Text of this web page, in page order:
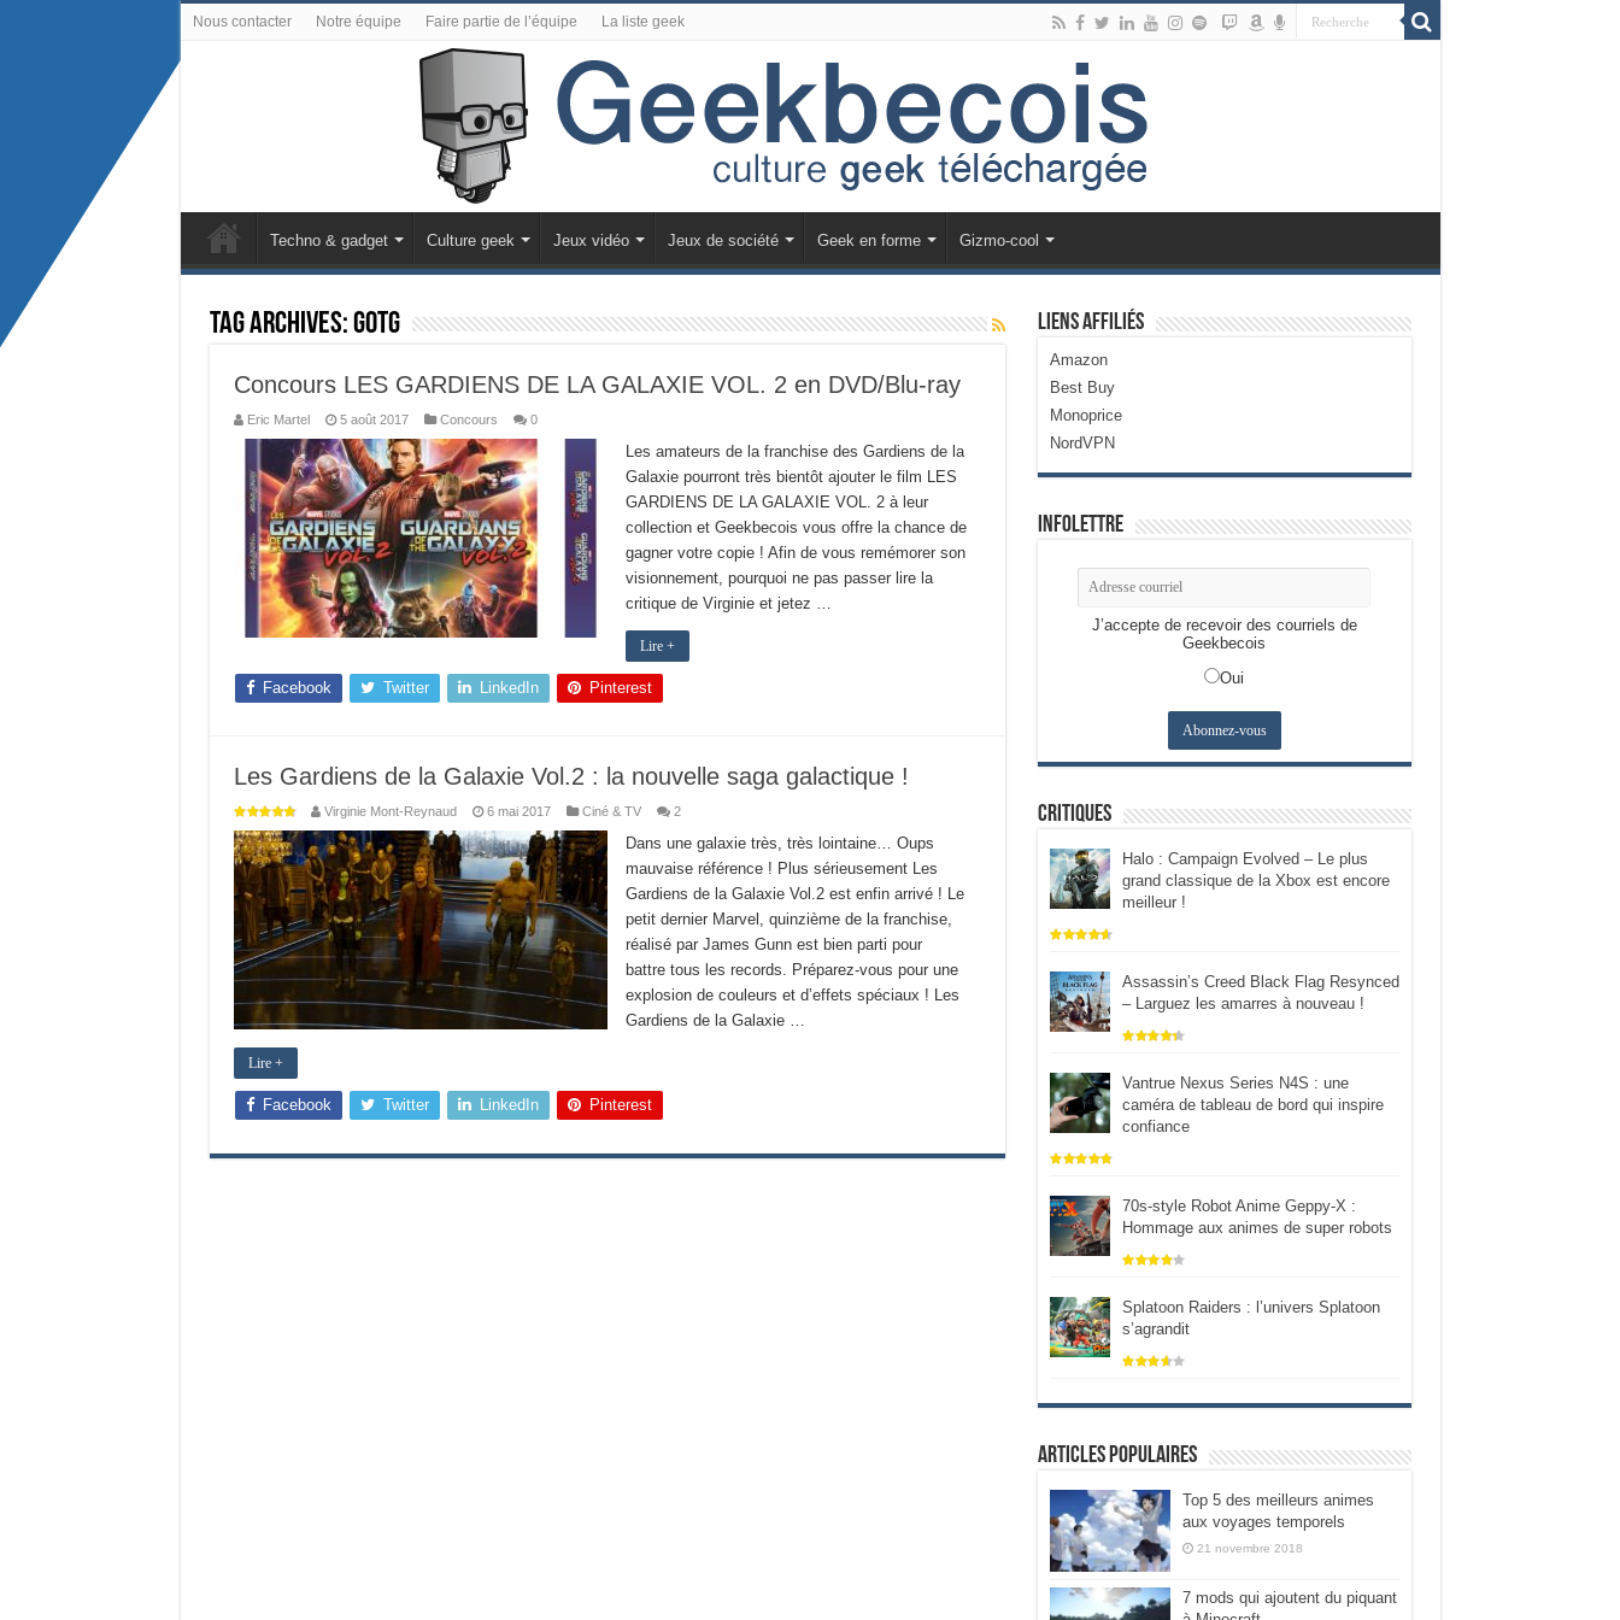
Nous contacter Notre équipe Faire partie de l’équipe La liste geek
Techno & gadget Culture geek Jeux vidéo Jeux de société Geek en forme Gizmo-cool
Tag Archives:GotG
Concours LES GARDIENS DE LA GALAXIE VOL. 2 en DVD/Blu-ray
Eric Martel 5 août 2017 Concours 0
Les amateurs de la franchise des Gardiens de la
Galaxie pourront très bientôt ajouter le film LES
GARDIENS DE LA GALAXIE VOL. 2 à leur
collection et Geekbecois vous offre la chance de
gagner votre copie ! Afin de vous remémorer son
visionnement, pourquoi ne pas passer lire la
critique de Virginie et jetez …
Lire +
Facebook Twitter LinkedIn Pinterest
Les Gardiens de la Galaxie Vol.2 : la nouvelle saga galactique !
Virginie Mont-Reynaud 6 mai 2017 Ciné & TV 2
Dans une galaxie très, très lointaine… Oups
mauvaise référence ! Plus sérieusement Les
Gardiens de la Galaxie Vol.2 est enfin arrivé ! Le
petit dernier Marvel, quinzième de la franchise,
réalisé par James Gunn est bien parti pour
battre tous les records. Préparez-vous pour une
explosion de couleurs et d’effets spéciaux ! Les
Gardiens de la Galaxie …
Lire +
Facebook Twitter LinkedIn Pinterest
Liens Affiliés
Amazon
Best Buy
Monoprice
NordVPN
Infolettre
J’accepte de recevoir des courriels de
Geekbecois
Oui
Critiques
Halo : Campaign Evolved – Le plus
grand classique de la Xbox est encore
meilleur !
Assassin’s Creed Black Flag Resynced
– Larguez les amarres à nouveau !
Vantrue Nexus Series N4S : une
caméra de tableau de bord qui inspire
confiance
70s-style Robot Anime Geppy-X :
Hommage aux animes de super robots
Splatoon Raiders : l’univers Splatoon
s’agrandit
Articles populaires
Top 5 des meilleurs animes
aux voyages temporels
21 novembre 2018
7 mods qui ajoutent du piquant